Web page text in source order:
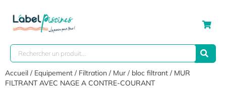
Accueil / Equipement / Filtration / Mur / bloc filtrant / MUR
FILTRANT AVEC NAGE A CONTRE-COURANT